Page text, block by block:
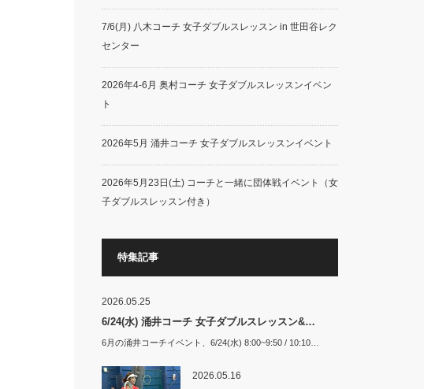
7/6(月) 八木コーチ 女子ダブルスレッスン in 世田谷レク
センター
2026年4-6月 奥村コーチ 女子ダブルスレッスンイベン
ト
2026年5月 涌井コーチ 女子ダブルスレッスンイベント
2026年5月23日(土) コーチと一緒に団体戦イベント（女
子ダブルスレッスン付き）
特集記事
2026.05.25
6/24(水) 涌井コーチ 女子ダブルスレッスン&…
6月の涌井コーチイベント、6/24(水) 8:00~9:50 / 10:10…
2026.05.16